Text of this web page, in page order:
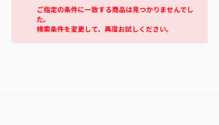
ご指定の条件に一致する商品は見つかりませんでし
た。
検索条件を変更して、再度お試しください。